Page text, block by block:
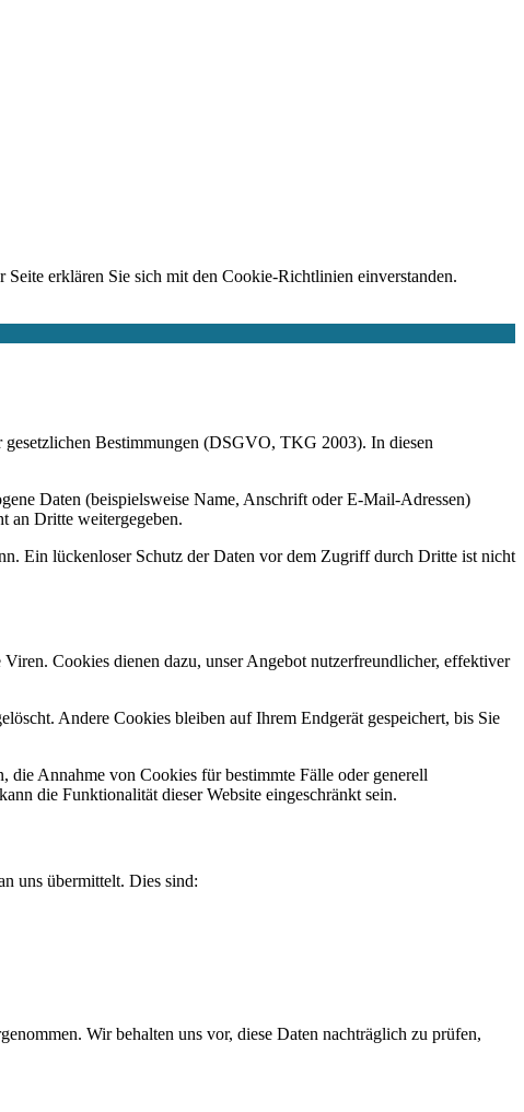
erklären Sie sich mit den Cookie-Richtlinien einverstanden.
gesetzlichen Bestimmungen (DSGVO, TKG 2003). In diesen
Daten (beispielsweise Name, Anschrift oder E-Mail-Adressen)
an Dritte weitergegeben.
Ein lückenloser Schutz der Daten vor dem Zugriff durch Dritte ist nicht
Cookies dienen dazu, unser Angebot nutzerfreundlicher, effektiver
Andere Cookies bleiben auf Ihrem Endgerät gespeichert, bis Sie
die Annahme von Cookies für bestimmte Fälle oder generell
die Funktionalität dieser Website eingeschränkt sein.
uns übermittelt. Dies sind:
Wir behalten uns vor, diese Daten nachträglich zu prüfen,